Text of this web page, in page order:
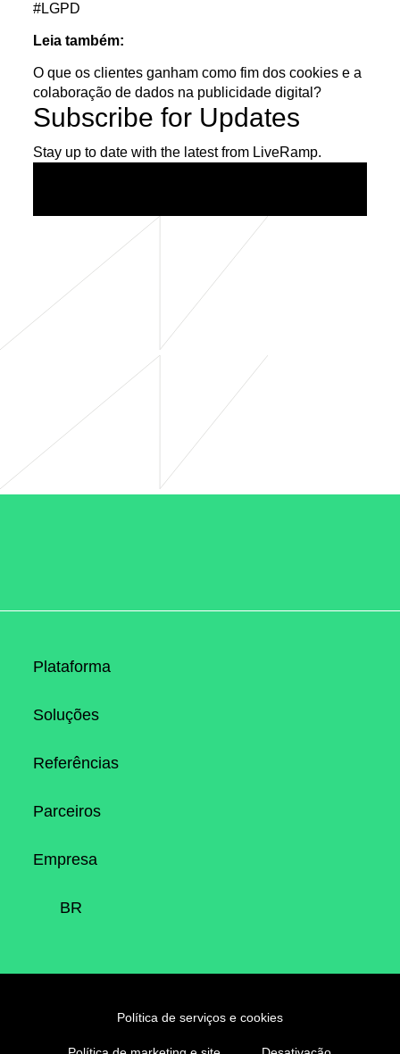
#LGPD
Leia também:
O que os clientes ganham como fim dos cookies e a
colaboração de dados na publicidade digital?
Subscribe for Updates
Stay up to date with the latest from LiveRamp.
Plataforma
Soluções
Referências
Parceiros
Empresa
BR
Política de serviços e cookies